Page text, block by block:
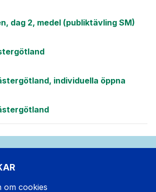
dag 2, medel (publiktävling SM)
individuella öppna
om cookies